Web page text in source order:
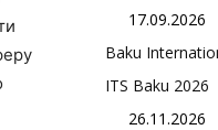
17.09.2026
Baku
ITS Baku 2026
26.11.2026